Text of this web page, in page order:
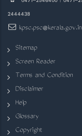
2444438
kpsc.psc@kerala.gov.in
Sitemap
Screen Reader
Terms and Condition
Disclaimer
Help
Glossary
Copyright